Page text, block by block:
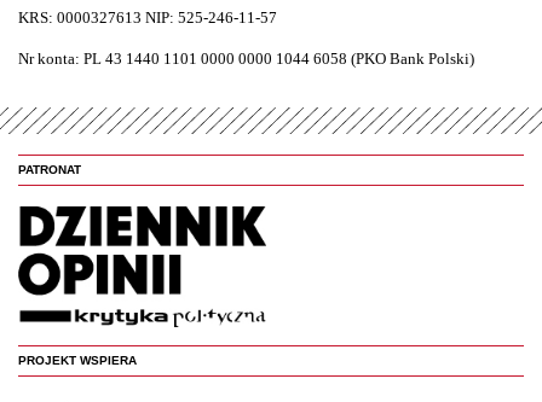
KRS: 0000327613 NIP: 525-246-11-57
Nr konta: PL 43 1440 1101 0000 0000 1044 6058 (PKO Bank Polski)
PATRONAT
PROJEKT WSPIERA